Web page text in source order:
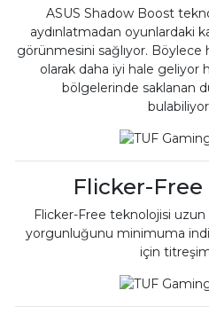
ASUS Shadow Boost
aydınlatmadan oyunlardaki
görünmesini sağlıyor.
olarak daha iyi hale geliyor
bölgelerinde saklanan
Flicker-
Flicker-Free teknolojisi
yorgunluğunu minimuma
için